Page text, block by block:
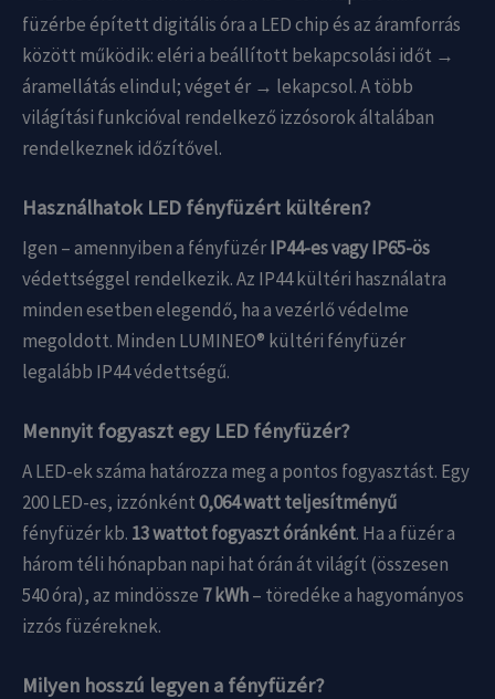
füzérbe épített digitális óra a LED chip és az áramforrás
között működik: eléri a beállított bekapcsolási időt →
áramellátás elindul; véget ér → lekapcsol. A több
világítási funkcióval rendelkező izzósorok általában
rendelkeznek időzítővel.
Használhatok LED fényfüzért kültéren?
Igen – amennyiben a fényfüzérIP44-es vagy IP65-ös
védettséggel rendelkezik. Az IP44 kültéri használatra
minden esetben elegendő, ha a vezérlő védelme
megoldott. Minden LUMINEO® kültéri fényfüzér
legalább IP44 védettségű.
Mennyit fogyaszt egy LED fényfüzér?
A LED-ek száma határozza meg a pontos fogyasztást. Egy
200 LED-es, izzónként0,064 watt teljesítményű
fényfüzér kb. 13 wattot fogyaszt óránként. Ha a füzér a
három téli hónapban napi hat órán át világít (összesen
540 óra), az mindössze 7 kWh– töredéke a hagyományos
izzós füzéreknek.
Milyen hosszú legyen a fényfüzér?